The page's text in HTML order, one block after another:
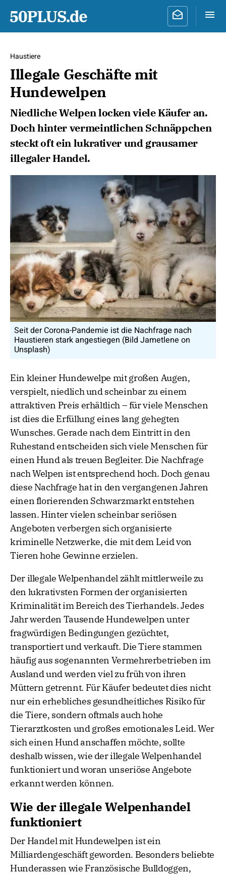
Haustiere
Illegale Geschäfte mit
Hundewelpen
Niedliche Welpen locken viele Käufer an.
Doch hinter vermeintlichen Schnäppchen
steckt oft ein lukrativer und grausamer
illegaler Handel.
Seit der Corona-Pandemie ist die Nachfrage nach
Haustieren stark angestiegen (Bild Jametlene on
Unsplash)
Ein kleiner Hundewelpe mit großen Augen,
verspielt, niedlich und scheinbar zu einem
attraktiven Preis erhältlich – für viele Menschen
ist dies die Erfüllung eines lang gehegten
Wunsches. Gerade nach dem Eintritt in den
Ruhestand entscheiden sich viele Menschen für
einen Hund als treuen Begleiter. Die Nachfrage
nach Welpen ist entsprechend hoch. Doch genau
diese Nachfrage hat in den vergangenen Jahren
einen florierenden Schwarzmarkt entstehen
lassen. Hinter vielen scheinbar seriösen
Angeboten verbergen sich organisierte
kriminelle Netzwerke, die mit dem Leid von
Tieren hohe Gewinne erzielen.
Der illegale Welpenhandel zählt mittlerweile zu
den lukrativsten Formen der organisierten
Kriminalität im Bereich des Tierhandels. Jedes
Jahr werden Tausende Hundewelpen unter
fragwürdigen Bedingungen gezüchtet,
transportiert und verkauft. Die Tiere stammen
häufig aus sogenannten Vermehrerbetrieben im
Ausland und werden viel zu früh von ihren
Müttern getrennt. Für Käufer bedeutet dies nicht
nur ein erhebliches gesundheitliches Risiko für
die Tiere, sondern oftmals auch hohe
Tierarztkosten und großes emotionales Leid. Wer
sich einen Hund anschaffen möchte, sollte
deshalb wissen, wie der illegale Welpenhandel
funktioniert und woran unseriöse Angebote
erkannt werden können.
Wie der illegale Welpenhandel
funktioniert
Der Handel mit Hundewelpen ist ein
Milliardengeschäft geworden. Besonders beliebte
Hunderassen wie Französische Bulldoggen,